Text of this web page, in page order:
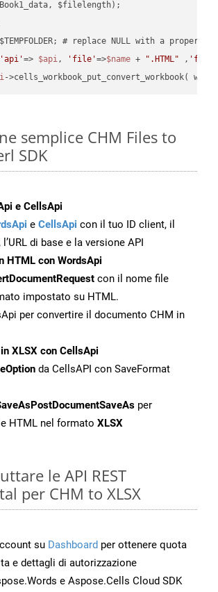
$filelength);
'api'=> $api, 'file'=>$name + ".HTML" ,
->cells_workbook_put_convert_workbook(
semplice CHM Files to
SDK
e CellsApi
e CellsApi con il tuo ID client, il
di base e la versione API
HTML con WordsApi
con il nome file
impostato su HTML.
per convertire il documento CHM in
XLSX con CellsApi
da CellsAPI con SaveFormat
per
HTML nel formato XLSX
le API REST
per CHM to XLSX
su Dashboard per ottenere quota
e dettagli di autorizzazione
e Aspose.Cells Cloud SDK